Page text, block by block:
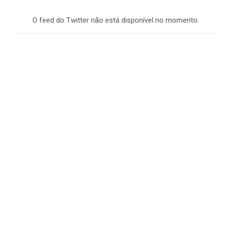
O feed do Twitter não está disponível no momento.